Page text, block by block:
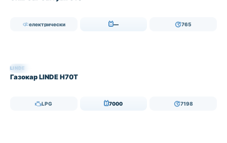
електрически — 765
НАЛИЧЕН
LINDE
Газокар LINDE H70T
LPG 7000 7198